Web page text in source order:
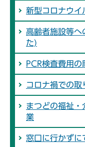
新型コロナウイ
高齢者施設等へ
た)
PCR検査費用の
コロナ禍での
まつどの福祉・
業
窓口に行かずに